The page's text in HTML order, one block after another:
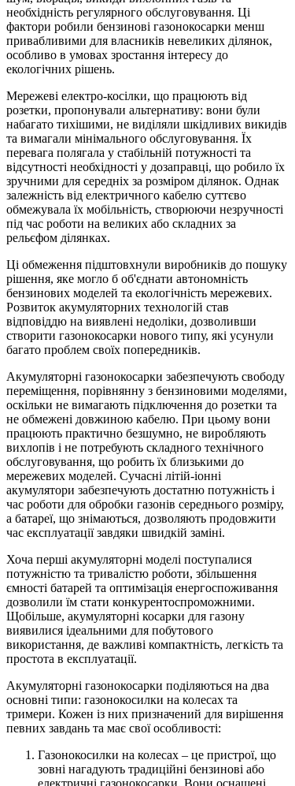
необхідність регулярного обслуговування. Ці
фактори робили бензинові газонокосарки менш
привабливими для власників невеликих ділянок,
особливо в умовах зростання інтересу до
екологічних рішень.
Мережеві електро-косілки, що працюють від
розетки, пропонували альтернативу: вони були
набагато тихішими, не виділяли шкідливих викидів
та вимагали мінімального обслуговування. Їх
перевага полягала у стабільній потужності та
відсутності необхідності у дозаправці, що робило їх
зручними для середніх за розміром ділянок. Однак
залежність від електричного кабелю суттєво
обмежувала їх мобільність, створюючи незручності
під час роботи на великих або складних за
рельєфом ділянках.
Ці обмеження підштовхнули виробників до пошуку
рішення, яке могло б об'єднати автономність
бензинових моделей та екологічність мережевих.
Розвиток акумуляторних технологій став
відповіддю на виявлені недоліки, дозволивши
створити газонокосарки нового типу, які усунули
багато проблем своїх попередників.
Акумуляторні газонокосарки забезпечують свободу
переміщення, порівнянну з бензиновими моделями,
оскільки не вимагають підключення до розетки та
не обмежені довжиною кабелю. При цьому вони
працюють практично безшумно, не виробляють
вихлопів і не потребують складного технічного
обслуговування, що робить їх близькими до
мережевих моделей. Сучасні літій-іонні
акумулятори забезпечують достатню потужність і
час роботи для обробки газонів середнього розміру,
а батареї, що знімаються, дозволяють продовжити
час експлуатації завдяки швидкій заміні.
Хоча перші акумуляторні моделі поступалися
потужністю та тривалістю роботи, збільшення
ємності батарей та оптимізація енергоспоживання
дозволили їм стати конкурентоспроможними.
Щобільше, акумуляторні косарки для газону
виявилися ідеальними для побутового
використання, де важливі компактність, легкість та
простота в експлуатації.
Акумуляторні газонокосарки поділяються на два
основні типи: газонокосилки на колесах та
тримери. Кожен із них призначений для вирішення
певних завдань та має свої особливості:
Газонокосилки на колесах – це пристрої, що
зовні нагадують традиційні бензинові або